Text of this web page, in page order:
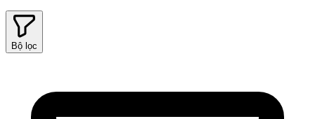
Bộ lọc